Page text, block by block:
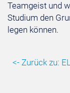
Teamgeist und
Studium den
legen können.
<- Zurück zu: